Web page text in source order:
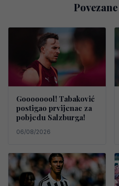
Goooooool! Tabaković
postigao prvijenac za
pobjedu Salzburga!
06/08/2026